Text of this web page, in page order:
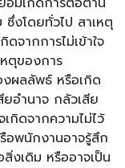
ซึ่งโดยทั่วไป สาเหตุ
จากการไม่เข้าใจ
ตุของการ
งผลลัพธ์ หรือเกิด
อำนาจ กลัวเสีย
กิดจากความไม่ไว้
อพนักงานอาจรู้สึก
งเดิม หรืออาจเป็น